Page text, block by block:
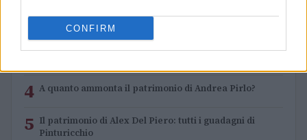
CONFIRM
2
estiva in diretta
3 Lazio e Milan: tutti gli ex calciatori che hanno
4 A quanto ammonta il patrimonio di Andrea Pirlo?
5 Il patrimonio di Alex Del Piero: tutti i guadagni di
Pinturicchio